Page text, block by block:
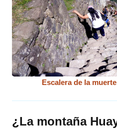
Escalera de la
¿La montaña